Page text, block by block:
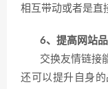
相互带动或者是直
6、提高网站
交换友情链接能
还可以提升自身